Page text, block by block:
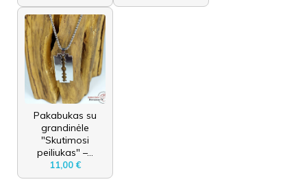
Pakabukas su
grandinėle
"Skutimosi
peiliukas" –...
11,00 €